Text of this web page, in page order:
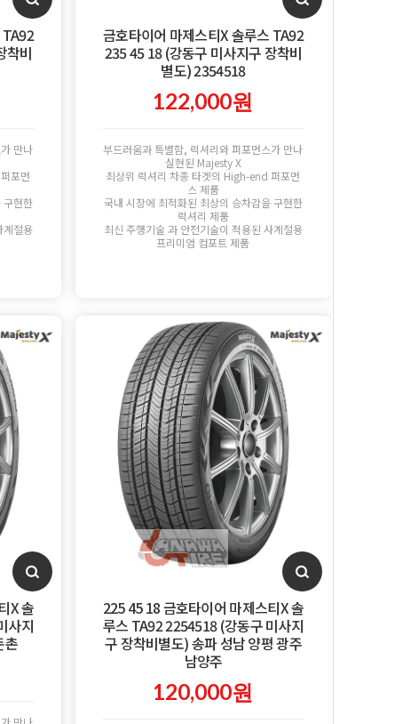
착비
만나
포먼
구현한
계절용
금호타이어 마제스티X 솔루스 TA92
235 45 18 (강동구 미사지구 장착비
별도) 2354518
122,000원
부드러움과 특별함, 럭셔리와 퍼포먼스가 만나
실현된 Majesty X
최상위 럭셔리 차종 타겟의 High-end 퍼포먼
스 제품
국내 시장에 최적화된 최상의 승차감을 구현한
럭셔리 제품
최신 주행기술 과 안전기술이 적용된 사계절용
프리미엄 컴포트 제품
X 솔
사지
촌
225 45 18 금호타이어 마제스티X 솔
루스 TA92 2254518 (강동구 미사지
구 장착비별도) 송파 성남 양평 광주
남양주
120,000원